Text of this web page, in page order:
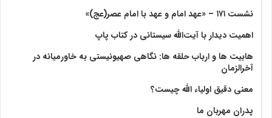
نشست ۱۷۱ – «عهد امام و عهد با امام عصر(عج)»
اهمیت دیدار با آیت‌الله سیستانی در کتاب پاپ
هابیت ها و ارباب حلقه ها: نگاهی صهیونیستی به خاورمیانه در
آخرالزمان
معنی دقیق اولیاء الله چیست؟
پدران مهربان ما